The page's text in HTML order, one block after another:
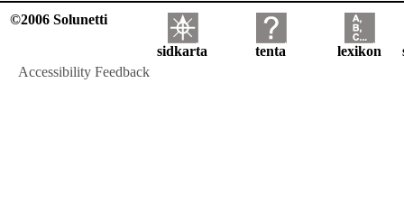
©2006 Solunetti
sidkarta tenta lexikon
Accessibility Feedback